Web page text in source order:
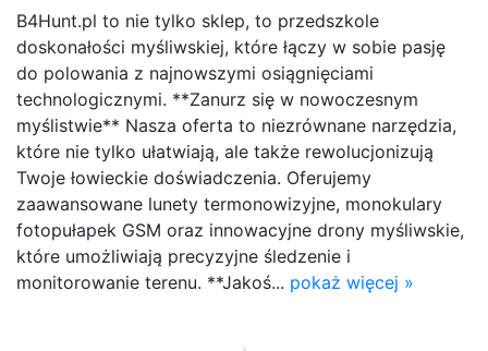
B4Hunt.pl to nie tylko sklep, to przedszkole
doskonałości myśliwskiej, które łączy w sobie pasję
do polowania z najnowszymi osiągnięciami
technologicznymi. **Zanurz się w nowoczesnym
myślistwie** Nasza oferta to niezrównane narzędzia,
które nie tylko ułatwiają, ale także rewolucjonizują
Twoje łowieckie doświadczenia. Oferujemy
zaawansowane lunety termonowizyjne, monokulary
fotopułapek GSM oraz innowacyjne drony myśliwskie,
które umożliwiają precyzyjne śledzenie i
monitorowanie terenu. **Jakoś... pokaż więcej »